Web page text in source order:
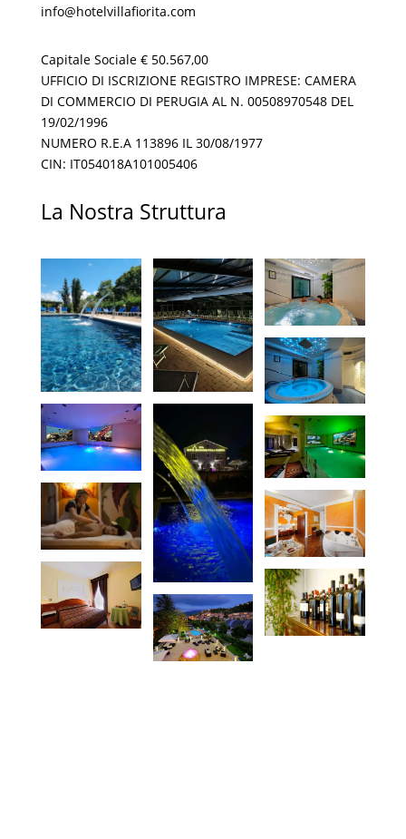
info@hotelvillafiorita.com
Capitale Sociale € 50.567,00
UFFICIO DI ISCRIZIONE REGISTRO IMPRESE: CAMERA
DI COMMERCIO DI PERUGIA AL N. 00508970548 DEL
19/02/1996
NUMERO R.E.A 113896 IL 30/08/1977
CIN: IT054018A101005406
La Nostra Struttura